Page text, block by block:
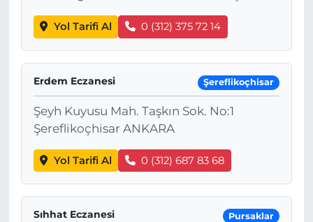
Yol Tarifi Al 0 (312) 375 72 14
Erdem Eczanesi Şereflikoçhisar
Şeyh Kuyusu Mah. Taşkın Sok. No:1
Şereflikoçhisar ANKARA
Yol Tarifi Al 0 (312) 687 83 68
Sıhhat Eczanesi Pursaklar